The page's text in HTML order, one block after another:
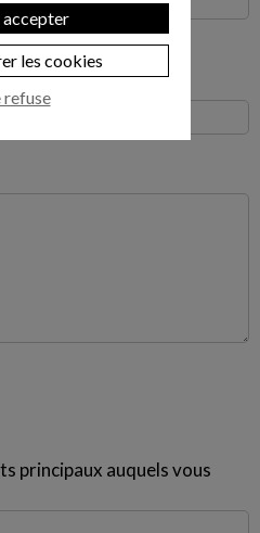
principaux auquels vous
accepter
les cookies
refuse